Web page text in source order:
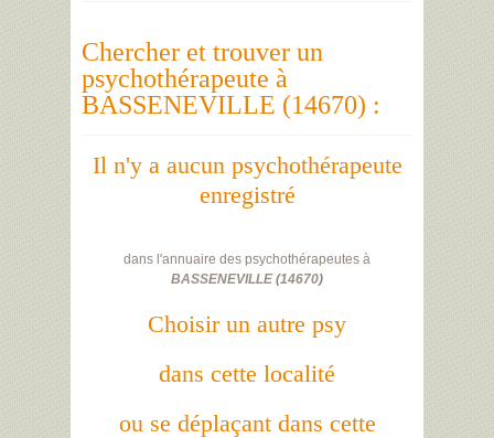
Chercher et trouver un
psychothérapeute à
BASSENEVILLE (14670) :
Il n'y a aucun psychothérapeute
enregistré
dans l'annuaire des psychothérapeutes à
BASSENEVILLE(14670)
Choisir un autre psy
dans cette localité
ou se déplaçant dans cette